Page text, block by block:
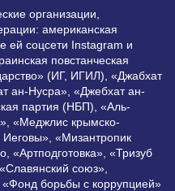
организации,
американская
ей соцсети Instagram и
повстанческая
(ИГ, ИГИЛ), «Джабхат
ан-Нусра», «Джебхат ан-
партия (НБП), «Аль-
«Меджлис крымско-
Иеговы», «Мизантропик
«Артподготовка», «Тризуб
союз»,
борьбы с коррупцией»